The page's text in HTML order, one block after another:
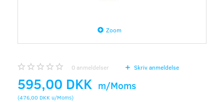
Zoom
0 anmeldelser Skriv anmeldelse
595,00 DKK m/Moms
(476,00 DKK u/Moms)